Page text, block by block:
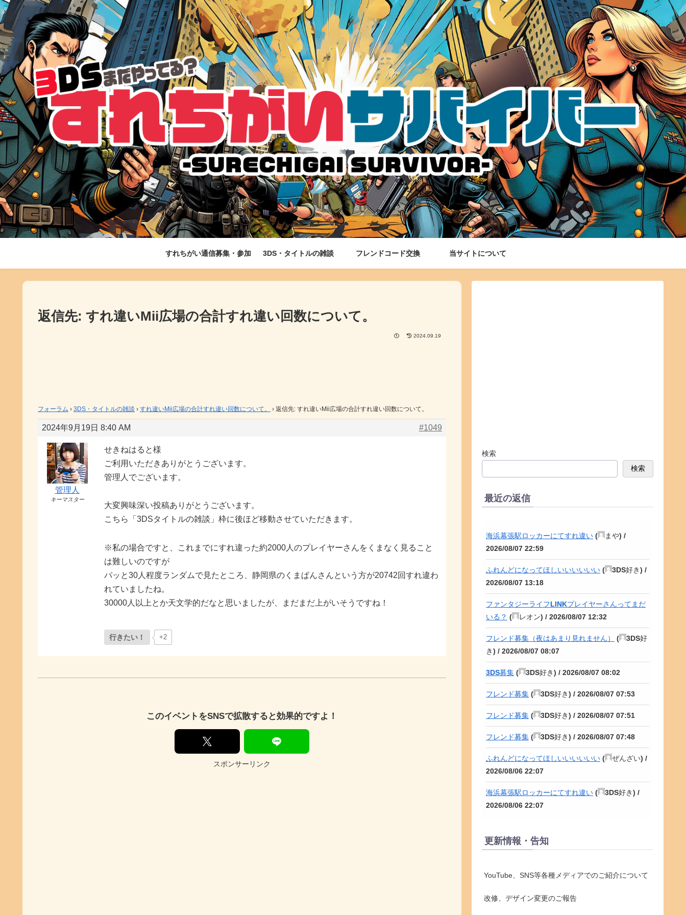
すれちがい通信募集・参加 3DS・タイトルの雑談 フレンドコード交換 当サイトについて
返信先: すれ違いMii広場の合計すれ違い回数について。
2024.09.19
フォーラム › 3DS・タイトルの雑談 › すれ違いMii広場の合計すれ違い回数について。 › 返信先: すれ違いMii広場の合計すれ違い回数について。
2024年9月19日 8:40 AM #1049
管理人
キーマスター
せきねはると様
ご利用いただきありがとうございます。
管理人でございます。
大変興味深い投稿ありがとうございます。
こちら「3DSタイトルの雑談」枠に後ほど移動させていただきます。
※私の場合ですと、これまでにすれ違った約2000人のプレイヤーさんをくまなく見ること
は難しいのですが
パッと30人程度ランダムで見たところ、静岡県のくまぱんさんという方が20742回すれ違わ
れていましたね。
30000人以上とか天文学的だなと思いましたが、まだまだ上がいそうですね！
行きたい！ +2
このイベントをSNSで拡散すると効果的ですよ！
スポンサーリンク
検索
検索
最近の返信
海浜幕張駅ロッカーにてすれ違い ( まや) /
2026/08/07 22:59
ふれんどになってほしいいいいいい ( 3DS好き) /
2026/08/07 13:18
ファンタジーライフLINKプレイヤーさんってまだ
いる？ ( レオン) / 2026/08/07 12:32
フレンド募集（夜はあまり見れません） (
3DS好
き) / 2026/08/07 08:07
3DS募集 ( 3DS好き) / 2026/08/07 08:02
フレンド募集 ( 3DS好き) / 2026/08/07 07:53
フレンド募集 ( 3DS好き) / 2026/08/07 07:51
フレンド募集 ( 3DS好き) / 2026/08/07 07:48
ふれんどになってほしいいいいいい ( ぜんざい) /
2026/08/06 22:07
海浜幕張駅ロッカーにてすれ違い ( 3DS好き) /
2026/08/06 22:07
更新情報・告知
YouTube、SNS等各種メディアでのご紹介について
改修、デザイン変更のご報告